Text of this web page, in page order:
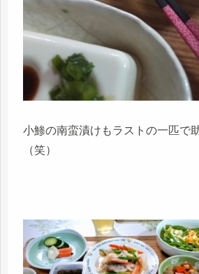
小鯵の南蛮漬けもラストの一匹で
（笑）